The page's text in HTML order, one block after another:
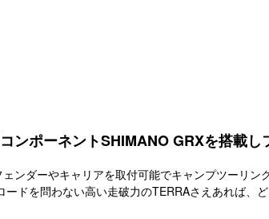
ンポーネントSHIMANO GRXを搭載し
ンダーやキャリアを取付可能でキャンプツーリン
ードを問わない高い走破力のTERRAさえあれば、